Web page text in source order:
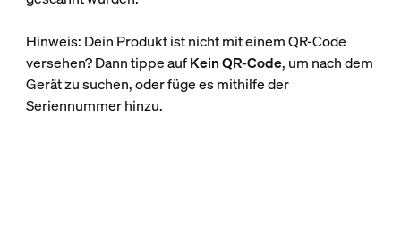
Hinweis: Dein Produkt ist nicht mit einem QR-Code
versehen? Dann tippe aufKein QR-Code, um nach dem
Gerät zu suchen, oder füge es mithilfe der
Seriennummer hinzu.